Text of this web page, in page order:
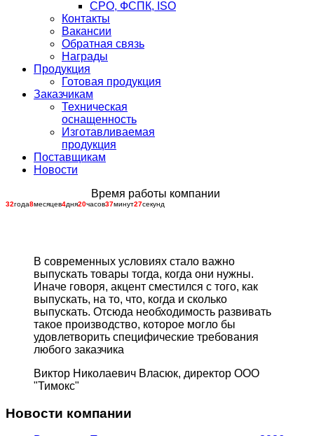
СРО, ФСПК, ISO
Контакты
Вакансии
Обратная связь
Награды
Продукция
Готовая продукция
Заказчикам
Техническая
оснащенность
Изготавливаемая
продукция
Поставщикам
Новости
Время работы компании
32года8месяцев4дня20часов37минут27секунд
В современных условиях стало важно
выпускать товары тогда, когда они нужны.
Иначе говоря, акцент сместился с того, как
выпускать, на то, что, когда и сколько
выпускать. Отсюда необходимость развивать
такое производство, которое могло бы
удовлетворить специфические требования
любого заказчика
Виктор Николаевич Власюк, директор ООО
"Тимокс"
Новости компании